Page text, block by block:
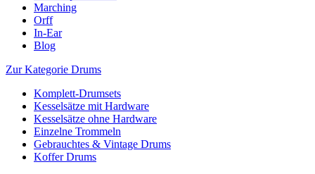
Marching
Orff
In-Ear
Blog
Zur Kategorie Drums
Komplett-Drumsets
Kesselsätze mit Hardware
Kesselsätze ohne Hardware
Einzelne Trommeln
Gebrauchtes & Vintage Drums
Koffer Drums